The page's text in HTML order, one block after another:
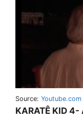
Source: Youtube.com
KARATÊ KID 4-